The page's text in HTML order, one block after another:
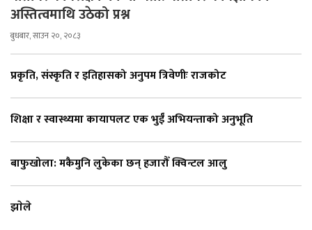
अस्तित्वमाथि उठेको प्रश्न
बुधबार, साउन २०, २०८३
प्रकृति, संस्कृति र इतिहासको अनुपम त्रिवेणीः राजकोट
शिक्षा र स्वास्थ्यमा कायापलट एक भुईँ अभियन्ताको अनुभूति
बाफुखोला: मकैमुनि लुकेका छन् हजारौँ क्विन्टल आलु
झाेले